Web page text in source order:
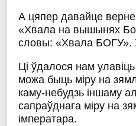
А цяпер давайце
«Хвала на вышынях
словы: «Хвала БОГУ».
Ці ўдалося нам улавіць
можа быць міру на
каму-небудзь іншаму
сапраўднага міру на
імператара.